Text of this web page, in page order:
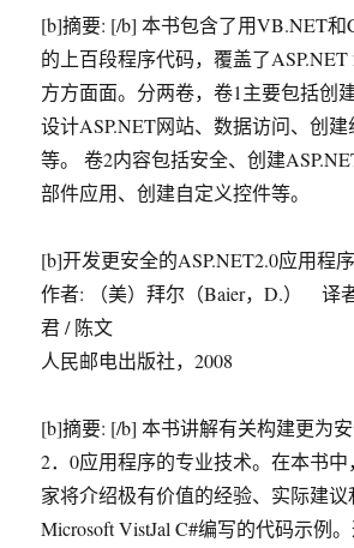
[b]摘要: [/b] 本书包含了用VB.NET和
的上百段程序代码，覆盖了ASP.NET
方方面面。分两卷，卷1主要包括创建
设计ASP.NET网站、数据访问、创
等。 卷2内容包括安全、创建
部件应用、创建自定义控件等。
[b]开发更安全的ASP.NET2.0应用程
作者: （美）拜尔（Baier，D.） 译
君 / 陈文
人民邮电出版社，2008
[b]摘要: [/b] 本书讲解有关构建更为
2．0应用程序的专业技术。在本书
家将介绍极有价值的经验、实际建
Microsoft VistJal C#编写的代码示例